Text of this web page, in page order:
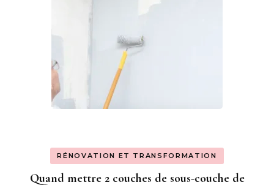
RÉNOVATION ET TRANSFORMATION
Quand mettre 2 couches de sous-couche de